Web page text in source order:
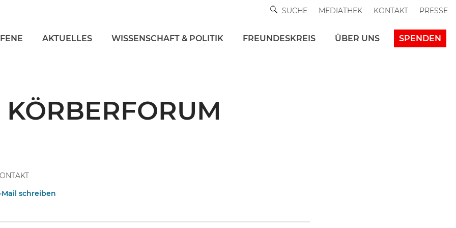
SUCHE MEDIATHEK KONTAKT PRESSE
AKTUELLES WISSENSCHAFT & POLITIK FREUNDESKREIS ÜBER UNS SPENDEN
KÖRBERFORUM
Mail schreiben